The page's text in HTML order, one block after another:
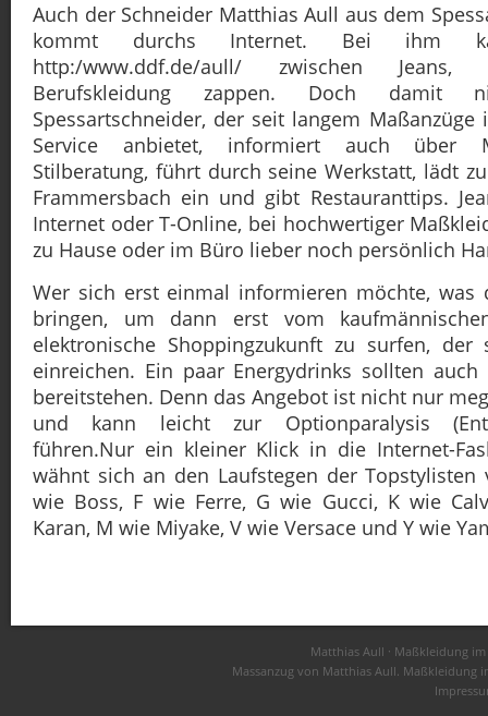
Auch der Schneider Matthias Aull aus dem
kommt durchs Internet. Bei ihm
http:/www.ddf.de/aull/ zwischen Jeans,
Berufskleidung zappen. Doch damit
Spessartschneider, der seit langem
Service anbietet, informiert auch über
Stilberatung, führt durch seine Werkstatt, lädt
Frammersbach ein und gibt Restauranttips.
Internet oder T-Online, bei hochwertiger
zu Hause oder im Büro lieber noch persönlich
Wer sich erst einmal informieren möchte, was
bringen, um dann erst vom
elektronische Shoppingzukunft zu surfen,
einreichen. Ein paar Energydrinks sollten
bereitstehen. Denn das Angebot ist nicht nur
und kann leicht zur Optionparalysis
führen.Nur ein kleiner Klick in die Internet-
wähnt sich an den Laufstegen der
wie Boss, F wie Ferre, G wie Gucci, K wie
Karan, M wie Miyake, V wie Versace und Y wie
Matthias Aull · Maßkleidung im
Massanzug von Matthias Aull. Maßkleidung